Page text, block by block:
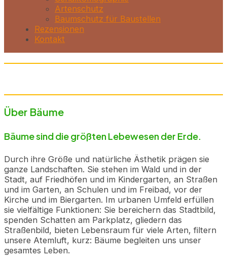
Artenschutz
Baumschutz für Baustellen
Rezensionen
Kontakt
Über Bäume
Bäume sind die größten Lebewesen der Erde.
Durch ihre Größe und natürliche Ästhetik prägen sie
ganze Landschaften. Sie stehen im Wald und in der
Stadt, auf Friedhöfen und im Kindergarten, an Straßen
und im Garten, an Schulen und im Freibad, vor der
Kirche und im Biergarten. Im urbanen Umfeld erfüllen
sie vielfältige Funktionen: Sie bereichern das Stadtbild,
spenden Schatten am Parkplatz, gliedern das
Straßenbild, bieten Lebensraum für viele Arten, filtern
unsere Atemluft, kurz: Bäume begleiten uns unser
gesamtes Leben.